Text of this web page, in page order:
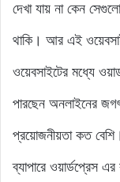
দেখা যায় না কেন
থাকি। আর এই
ওয়েবসাইটের মধ্যে
পারছেন অনলাইনের
প্রয়োজনীয়তা কত
ব্যাপারে ওয়ার্ডপ্রেস